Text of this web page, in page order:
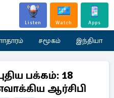
Listen Watch Apps
சமூகம் இந்தியா
பக்கம்: 18
ஆர்சிபி